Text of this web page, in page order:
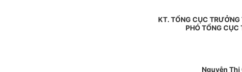
KT. TỔNG CỤC TRƯỞNG
PHÓ TỔNG CỤC
Nguyễn Thị